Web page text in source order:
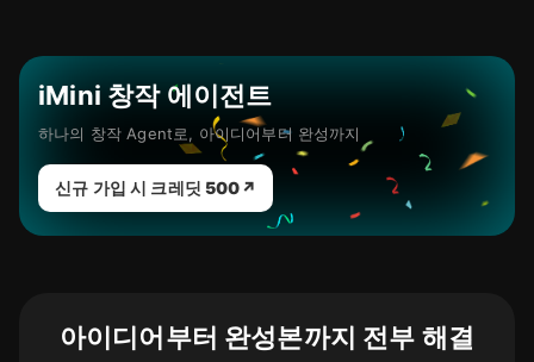
Vidu Q2 Turbo
Hailuo 2.3 Fast
Hailuo 02
Kling 2.5 Turbo
Seedance Pro
iMini 창작 에이전트
하나의 창작 Agent로, 아이디어부터 완성까지
신규 가입 시 크레딧 500↗
아이디어부터 완성본까지 전부 해결